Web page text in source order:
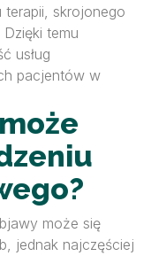
terapii, skrojonego
temu
usług
pacjentów w
może się
jednak najczęściej